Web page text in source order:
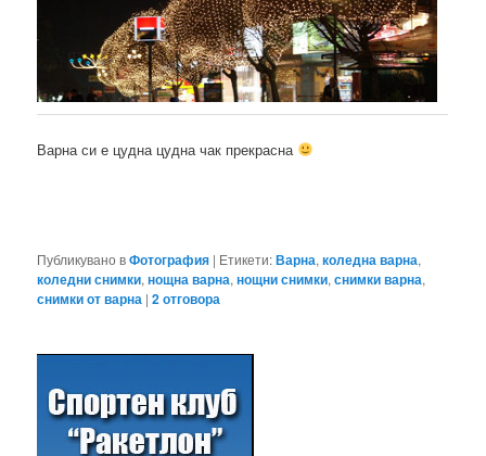
Варна си е цудна цудна чак прекрасна
Публикувано вФотография | Етикети:Варна,коледна варна,
коледни снимки,нощна варна,нощни снимки,снимки варна,
снимки от варна |2отговора